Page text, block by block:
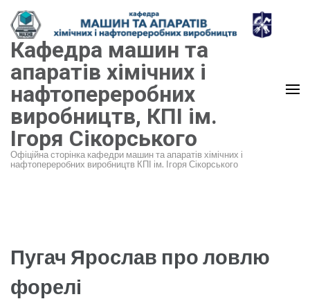
Перейти
до
вмісту
(натисніть
Enter)
Кафедра машин та
апаратів хімічних і
нафтопереробних
виробництв, КПІ ім.
Ігоря Сікорського
Офіційна сторінка кафедри машин та апаратів хімічних і
нафтопереробних виробництв КПІ ім. Ігоря Сікорського
Пугач Ярослав про ловлю
форелі